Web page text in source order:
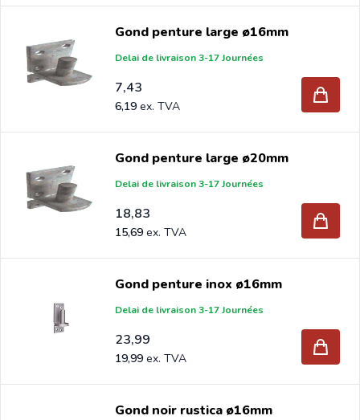
Gond penture large ø16mm
Delai de livraison 3-17 Journées
7,43
6,19
Gond penture large ø20mm
Delai de livraison 3-17 Journées
18,83
15,69
Gond penture inox ø16mm
Delai de livraison 3-17 Journées
23,99
19,99
Gond noir rustica ø16mm